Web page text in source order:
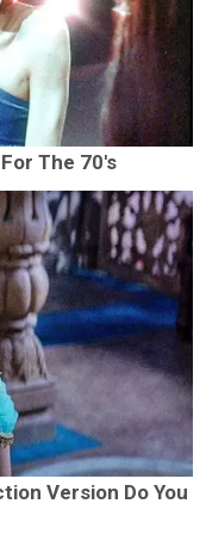
The 70's
Version Do You